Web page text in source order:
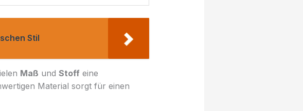
Stil
Maß und Stoff eine
Material sorgt für einen